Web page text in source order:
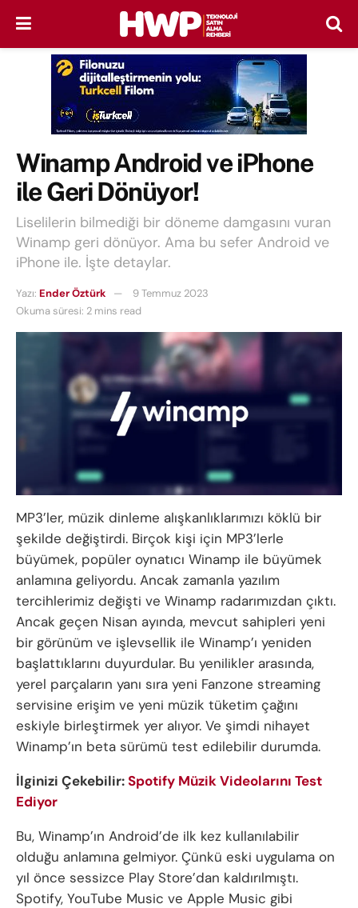
Winamp Android ve iPhone
ile Geri Dönüyor!
Liselilerin bilmediği bir döneme damgasını vuran
Winamp geri dönüyor. Ama bu sefer Android ve
iPhone ile. İşte detaylar.
Yazı: Ender Öztürk
9 Temmuz 2023
Okuma süresi: 2 mins read
MP3’ler, müzik dinleme alışkanlıklarımızı köklü bir
şekilde değiştirdi. Birçok kişi için MP3’lerle
büyümek, popüler oynatıcı Winamp ile büyümek
anlamına geliyordu. Ancak zamanla yazılım
tercihlerimiz değişti ve Winamp radarımızdan çıktı.
Ancak geçen Nisan ayında, mevcut sahipleri yeni
bir görünüm ve işlevsellik ile Winamp’ı yeniden
başlattıklarını duyurdular. Bu yenilikler arasında,
yerel parçaların yanı sıra yeni Fanzone streaming
servisine erişim ve yeni müzik tüketim çağını
eskiyle birleştirmek yer alıyor. Ve şimdi nihayet
Winamp’ın beta sürümü test edilebilir durumda.
İlginizi Çekebilir:Spotify Müzik Videolarını Test
Ediyor
Bu, Winamp’ın Android’de ilk kez kullanılabilir
olduğu anlamına gelmiyor. Çünkü eski uygulama on
yıl önce sessizce Play Store’dan kaldırılmıştı.
Spotify, YouTube Music ve Apple Music gibi